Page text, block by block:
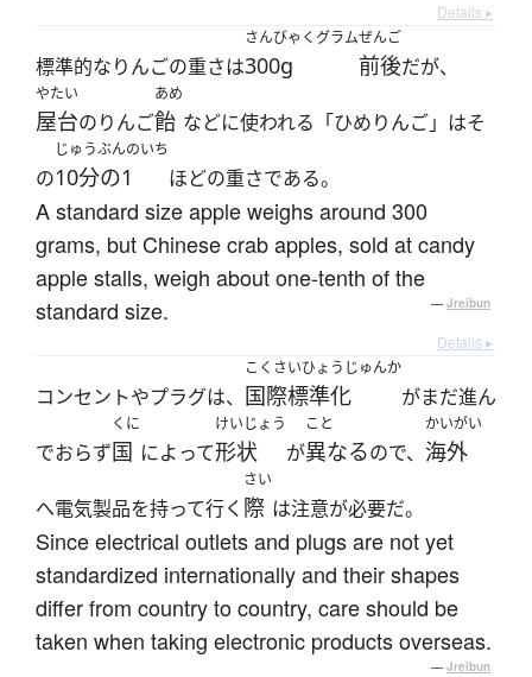
Details ▸
標準的なりんごの重さは
さんびゃくグラム
300g
ぜんご
前後だが、
やたい
屋台のりんご
あめ
飴 などに使われる「ひめりんご」はそ
の
じゅうぶんのいち
10分の1 ほどの重さである。
A standard size apple weighs around 300
grams, but Chinese crab apples, sold at candy
apple stalls, weigh about one-tenth of the
standard size.
— Jreibun
Details ▸
コンセントやプラグは、
こくさいひょうじゅんか
国際標準化 がまだ進ん
でおらず
くに
国 によって
けいじょう
形状 が
こと
異なるので、
かいがい
海外
へ電気製品を持って行く
さい
際 は注意が必要だ。
Since electrical outlets and plugs are not yet
standardized internationally and their shapes
differ from country to country, care should be
taken when taking electronic products overseas.
— Jreibun